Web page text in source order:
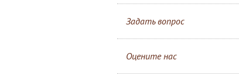
Задать вопрос
Оцените нас